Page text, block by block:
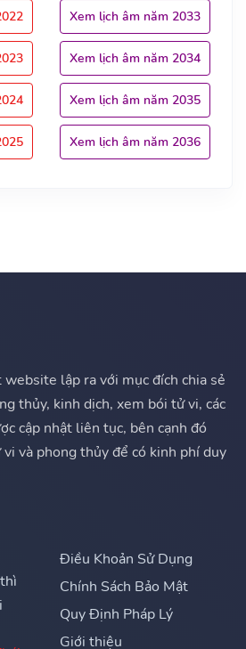
Xem lịch âm năm 2033
Xem lịch âm năm 2034
Xem lịch âm năm 2035
Xem lịch âm năm 2036
lập ra với mục đích chia sẻ
thủy, kinh dịch, xem bói tử vi, các
cập nhật liên tục, bên cạnh đó
và phong thủy để có kinh phí duy
Điều Khoản Sử Dụng
Chính Sách Bảo Mật
Quy Định Pháp Lý
Giới thiệu